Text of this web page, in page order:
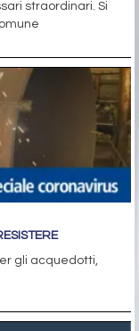
straordinari. Si
gli acquedotti,